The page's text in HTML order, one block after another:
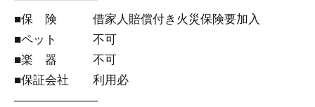
■保 険 借家人賠償付き火災保険要加入
■ペット 不可
■楽 器 不可
■保証会社 利用必
―――――――